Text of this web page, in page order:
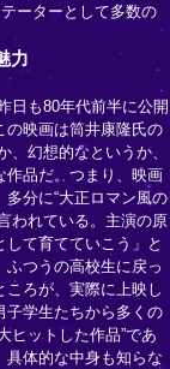
ーターとして多数の
力
日も80年代前半に公開
の映画は筒井康隆氏の
幻想的なというか、
作品だ。つまり、映画
分に“大正ロマン風の
われている。主演の原
て育てていこう」と
つうの高校生に戻っ
ろが、実際に上映し
子学生たちから多くの
ヒットした作品”であ
具体的な中身も知らな